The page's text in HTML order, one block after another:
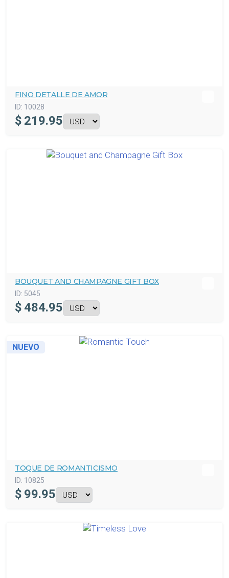
FINO DETALLE DE AMOR
ID: 10028
$ 219.95
BOUQUET AND CHAMPAGNE GIFT BOX
ID: 5045
$ 484.95
NUEVO
TOQUE DE ROMANTICISMO
ID: 10825
$ 99.95